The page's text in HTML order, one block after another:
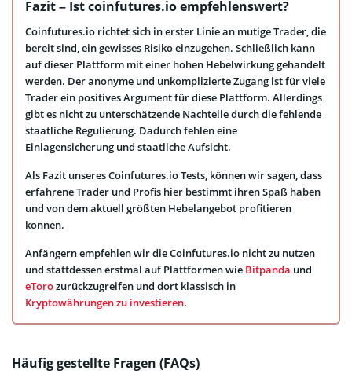
Fazit – Ist coinfutures.io empfehlenswert?
Coinfutures.io richtet sich in erster Linie an mutige Trader, die
bereit sind, ein gewisses Risiko einzugehen. Schließlich kann
auf dieser Plattform mit einer hohen Hebelwirkung gehandelt
werden. Der anonyme und unkomplizierte Zugang ist für viele
Trader ein positives Argument für diese Plattform. Allerdings
gibt es nicht zu unterschätzende Nachteile durch die fehlende
staatliche Regulierung. Dadurch fehlen eine
Einlagensicherung und staatliche Aufsicht.
Als Fazit unseres Coinfutures.io Tests, können wir sagen, dass
erfahrene Trader und Profis hier bestimmt ihren Spaß haben
und von dem aktuell größten Hebelangebot profitieren
können.
Anfängern empfehlen wir die Coinfutures.io nicht zu nutzen
und stattdessen erstmal auf Plattformen wie Bitpanda und
eTorozurückzugreifen und dort klassisch in
Kryptowährungen zu investieren.
Häufig gestellte Fragen (FAQs)